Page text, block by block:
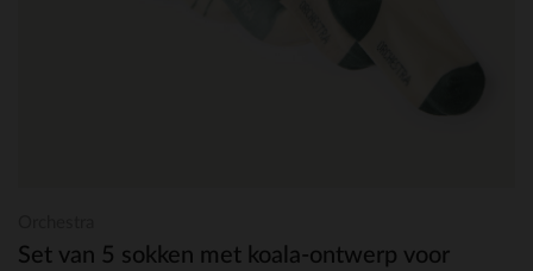
Set van 5 sokken met koala-ontwerp voor